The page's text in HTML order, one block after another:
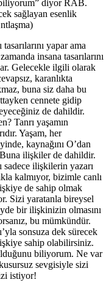
diyor RAB.
sağlayan esenlik
tasarılarını yapar ama
insana tasarılarını
Gelecekle ilgili olarak
karanlıkta
buna siz daha bu
cennete gidip
de dahildir.
Tanrı yaşamın
Yaşam, her
kaynağını O’dan
ilişkiler de dahildir.
sadece ilişkilerin yazarı
kalmıyor, bizimle canlı
de sahip olmak
Sizi yaratanla bireysel
bir ilişkinizin olmasını
bu mümkündür.
sonsuza dek sürecek
sahip olabilirsiniz.
biliyorum. Ne var
sevgisiyle sizi
istiyor!